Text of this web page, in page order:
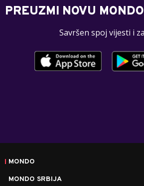
PREUZMI NOVU
Savršen spoj vijesti i
MONDO
MONDO SRBIJA